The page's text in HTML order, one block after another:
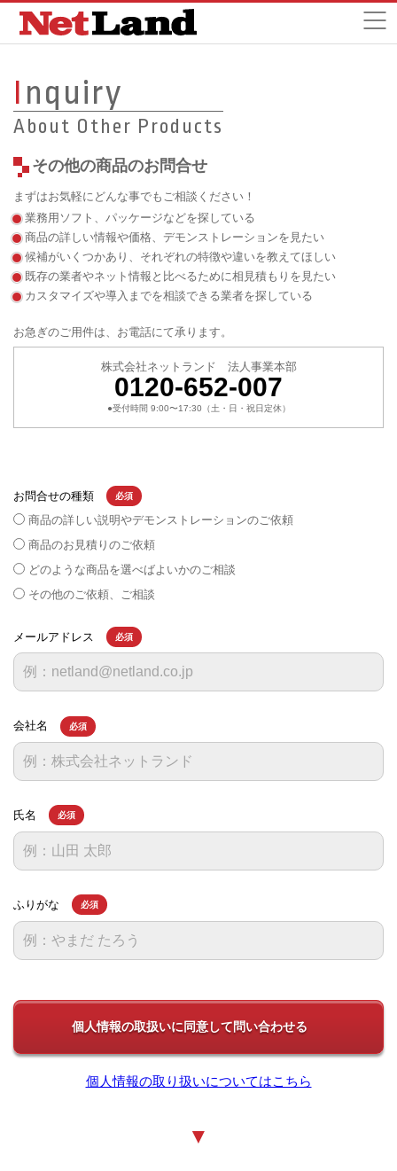
I nquiry
About Other Products
その他の商品のお問合せ
まずはお気軽にどんな事でもご相談ください！
業務用ソフト、パッケージなどを探している
商品の詳しい情報や価格、デモンストレーションを見たい
候補がいくつかあり、それぞれの特徴や違いを教えてほしい
既存の業者やネット情報と比べるために相見積もりを見たい
カスタマイズや導入までを相談できる業者を探している
お急ぎのご用件は、お電話にて承ります。
株式会社ネットランド 法人事業本部
0120-652-007
●受付時間 9:00〜17:30（土・日・祝日定休）
お問合せの種類 必須
商品の詳しい説明やデモンストレーションのご依頼
商品のお見積りのご依頼
どのような商品を選べばよいかのご相談
その他のご依頼、ご相談
メールアドレス 必須
会社名 必須
氏名 必須
ふりがな 必須
個人情報の取り扱いについてはこちら
▼